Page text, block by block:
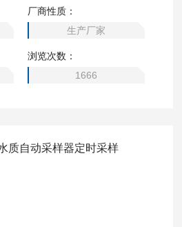
厂商性质：
生产厂家
浏览次数：
1666